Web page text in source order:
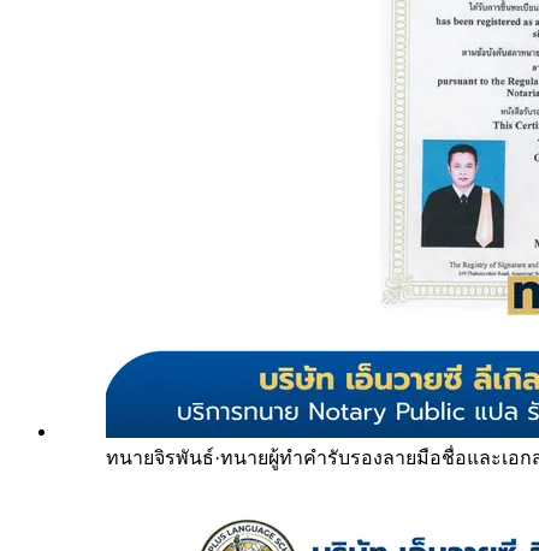
ทนายจิรพันธ์·ทนายผู้ทำคำรับรองลายมือชื่อและเอก